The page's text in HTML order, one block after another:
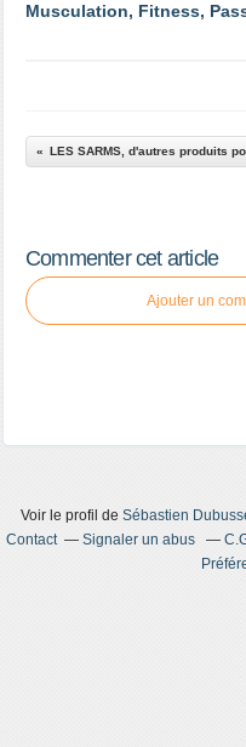
Musculation, Fitness,
LES SARMS, d'autres produits
Commenter cet article
Ajouter un
Voir le profil de Sébastien
Contact
Signaler un abus